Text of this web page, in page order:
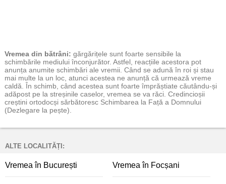
Vremea din bătrâni: gărgărițele sunt foarte sensibile la
schimbările mediului înconjurător. Astfel, reacțiile acestora pot
anunța anumite schimbări ale vremii. Când se adună în roi și stau
mai multe la un loc, atunci acestea ne anunță că urmează vreme
caldă. În schimb, când acestea sunt foarte împrăștiate căutându-și
adăpost pe la streșinile caselor, vremea se va răci. Credincioșii
creștini ortodocși sărbătoresc Schimbarea la Față a Domnului
(Dezlegare la pește).
ALTE LOCALITĂȚI:
Vremea în București Vremea în Focșani